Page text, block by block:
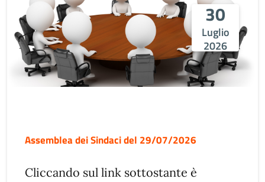
30
Luglio
2026
Assemblea dei Sindaci del 29/07/2026
Cliccando sul link sottostante è